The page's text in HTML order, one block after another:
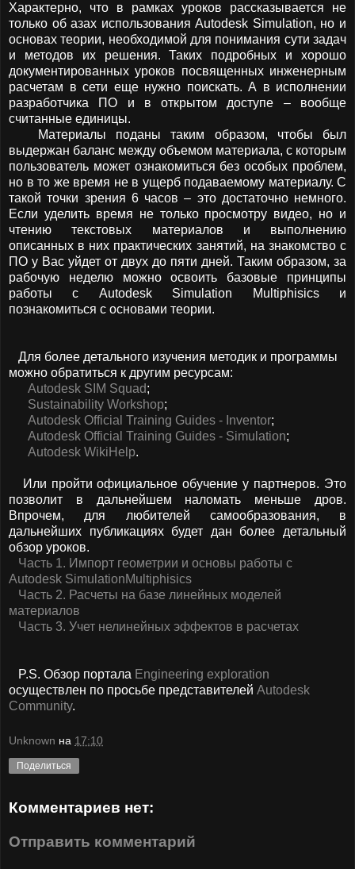
Характерно, что в рамках уроков рассказывается не
только об азах использования Autodesk Simulation, но и
основах теории, необходимой для понимания сути задач
и методов их решения. Таких подробных и хорошо
документированных уроков посвященных инженерным
расчетам в сети еще нужно поискать. А в исполнении
разработчика ПО и в открытом доступе – вообще
считанные единицы.
Материалы поданы таким образом, чтобы был
выдержан баланс между объемом материала, с которым
пользователь может ознакомиться без особых проблем,
но в то же время не в ущерб подаваемому материалу. С
такой точки зрения 6 часов – это достаточно немного.
Если уделить время не только просмотру видео, но и
чтению текстовых материалов и выполнению
описанных в них практических занятий, на знакомство с
ПО у Вас уйдет от двух до пяти дней. Таким образом, за
рабочую неделю можно освоить базовые принципы
работы с Autodesk Simulation Multiphisics и
познакомиться с основами теории.
Для более детального изучения методик и программы
можно обратиться к другим ресурсам:
Autodesk SIM Squad;
Sustainability Workshop;
Autodesk Official Training Guides - Inventor;
Autodesk Official Training Guides - Simulation;
Autodesk WikiHelp.
Или пройти официальное обучение у партнеров. Это
позволит в дальнейшем наломать меньше дров.
Впрочем, для любителей самообразования, в
дальнейших публикациях будет дан более детальный
обзор уроков.
Часть 1. Импорт геометрии и основы работы с
Autodesk SimulationMultiphisics
Часть 2. Расчеты на базе линейных моделей
материалов
Часть 3. Учет нелинейных эффектов в расчетах
P.S. Обзор портала Engineering exploration
осуществлен по просьбе представителей Autodesk
Community.
Unknown на 17:10
Поделиться
Комментариев нет:
Отправить комментарий